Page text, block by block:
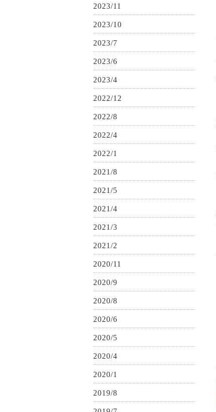
2023/11
2023/10
2023/7
2023/6
2023/4
2022/12
2022/8
2022/4
2022/1
2021/8
2021/5
2021/4
2021/3
2021/2
2020/11
2020/9
2020/8
2020/6
2020/5
2020/4
2020/1
2019/8